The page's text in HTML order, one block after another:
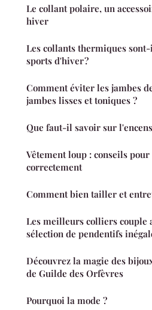
Le collant polaire, un
hiver
Les collants thermiques
sports d'hiver ?
Comment éviter les jambes
jambes lisses et toniques ?
Que faut-il savoir sur
Vêtement loup : conseils
correctement
Comment bien tailler et
Les meilleurs colliers couple
sélection de pendentifs
Découvrez la magie des
de Guilde des Orfèvres
Pourquoi la mode ?